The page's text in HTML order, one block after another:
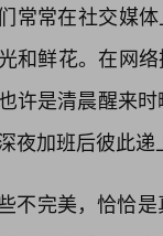
常常在社交媒
和鲜花。在网
许是清晨醒来
夜加班后彼此递
不完美，恰恰